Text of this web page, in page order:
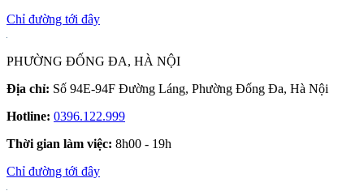
Chỉ đường tới đây
PHƯỜNG ĐỐNG ĐA, HÀ NỘI
Địa chỉ: Số 94E-94F Đường Láng, Phường Đống Đa, Hà Nội
Hotline: 0396.122.999
Thời gian làm việc: 8h00 - 19h
Chỉ đường tới đây